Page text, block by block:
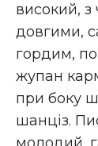
високий,
довгими,
гордим,
жупан
при боку
шанціз.